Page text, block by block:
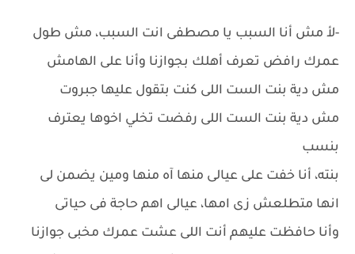
-لأ مش أنا السبب يا مصطفى انت السبب، مش طول
عمرك رافض تعرف أهلك بجوازنا وأنا على الهامش
مش دية بنت الست اللى كنت بتقول عليها جبروت
مش دية بنت الست اللى رفضت تخلي اخوها يعترف
بنسب
بنته، أنا خفت على عيالى منها آه منها ومين يضمن لى
انها متطلعش زى امها، عيالى اهم حاجة فى حياتى
وأنا حافظت عليهم أنت اللى عشت عمرك مخبى جوازنا